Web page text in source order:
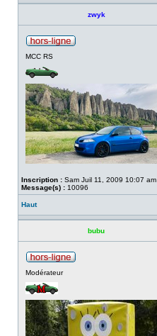
zwyk
MCC RS
Inscription : Sam Juil 11, 2009 10:07 am
Message(s) : 10096
Haut
bubu
Modérateur